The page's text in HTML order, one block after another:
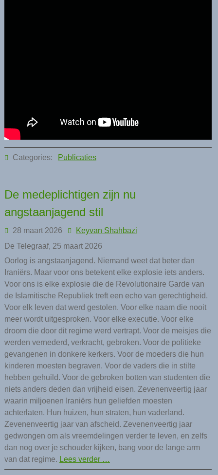
Categories: Publicaties
De medeplichtigen zijn nu
angstaanjagend stil
28 maart 2026
Keyvan Shahbazi
De Telegraaf, 25 maart 2026
Oorlog is angstaanjagend. Niemand weet dat beter dan
Iraniërs. Maar voor ons betekent elke explosie iets anders.
Voor ons is elke explosie die de Revolutionaire Garde van
de Islamitische Republiek treft een echo van gerechtigheid.
Voor elk leven dat werd gestolen. Voor elke naam die nooit
meer wordt uitgesproken. Voor elke executie. Voor elke
droom die door dit regime werd vertrapt. Voor de meisjes die
werden vernederd, verkracht, gebroken. Voor de politieke
gevangenen in donkere kerkers. Voor de moeders die hun
kinderen moesten begraven. Voor de vaders die in stilte
hebben gehuild. Voor de gebroken botten van studenten die
niets anders deden dan vrijheid eisen. Zevenenveertig jaar
waarin miljoenen Iraniërs hun geliefden moesten
achterlaten. Hun huizen, hun straten, hun vaderland.
Zevenenveertig jaar van afscheid. Zevenenveertig jaar
gedwongen om als vreemdelingen verder te leven, en zelfs
dan nog over je schouder kijken, bang voor de lange arm
van dat regime. Lees verder …